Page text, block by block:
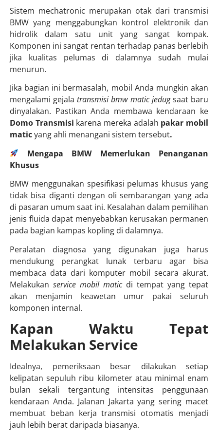
Sistem mechatronic merupakan otak dari transmisi
BMW yang menggabungkan kontrol elektronik dan
hidrolik dalam satu unit yang sangat kompak.
Komponen ini sangat rentan terhadap panas berlebih
jika kualitas pelumas di dalamnya sudah mulai
menurun.
Jika bagian ini bermasalah, mobil Anda mungkin akan
mengalami gejalatransmisi bmw matic jedugsaat baru
dinyalakan. Pastikan Anda membawa kendaraan ke
Domo Transmisi karena mereka adalah pakar mobil
maticyang ahli menangani sistem tersebut.
Mengapa BMW Memerlukan Penanganan
Khusus
BMW menggunakan spesifikasi pelumas khusus yang
tidak bisa diganti dengan oli sembarangan yang ada
di pasaran umum saat ini. Kesalahan dalam pemilihan
jenis fluida dapat menyebabkan kerusakan permanen
pada bagian kampas kopling di dalamnya.
Peralatan diagnosa yang digunakan juga harus
mendukung perangkat lunak terbaru agar bisa
membaca data dari komputer mobil secara akurat.
Melakukan service mobil maticdi tempat yang tepat
akan menjamin keawetan umur pakai seluruh
komponen internal.
Kapan Waktu Tepat
Melakukan Service
Idealnya, pemeriksaan besar dilakukan setiap
kelipatan sepuluh ribu kilometer atau minimal enam
bulan sekali tergantung intensitas penggunaan
kendaraan Anda. Jalanan Jakarta yang sering macet
membuat beban kerja transmisi otomatis menjadi
jauh lebih berat daripada biasanya.